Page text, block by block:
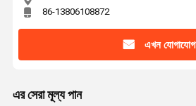
86-13806108872
এখন যোগাযোগ
এর সেরা মূল্য পান